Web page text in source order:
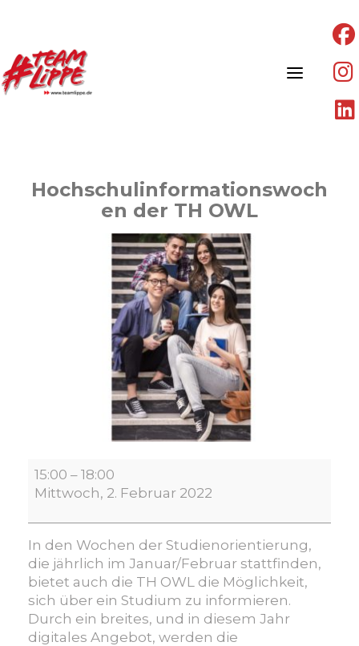
Hochschulinformationswoch
en der TH OWL
Hochschulinformationswochen
der
OWL
15:00 – 18:00
Mittwoch, 2. Februar 2022
In den Wochen der Studienorientierung,
die jährlich im Januar/Februar stattfinden,
bietet auch die TH OWL die Möglichkeit,
sich über ein Studium zu informieren.
Durch ein breites, und in diesem Jahr
digitales Angebot, werden die